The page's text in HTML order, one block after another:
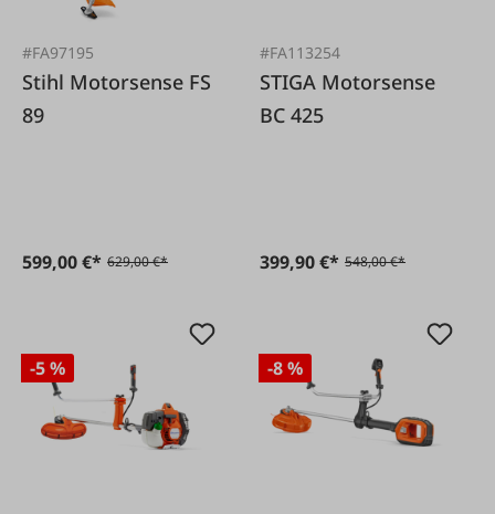
#FA97195
Stihl Motorsense FS
89
599,00 €* 629,00 €*
#FA113254
STIGA Motorsense
BC 425
399,90 €* 548,00 €*
-5 % -8 %